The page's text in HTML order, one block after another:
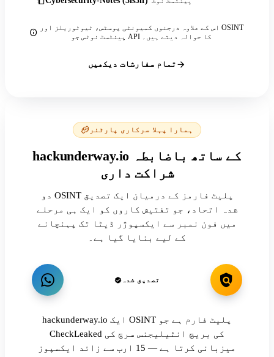
اس کے علاوہ درجنوں کمیونٹی پوسٹس، ٹیوٹوریلز اور OSINT
پینٹسٹ نوٹس جو API کا حوالہ دیتے ہیں۔
تمام سفارشات دیکھیں
ہمارا پہلا سرکاری پارٹنر
hackunderway.io کے ساتھ باضابطہ
شراکت داری
دو OSINT پلیٹ فارمز کے درمیان ایک تصدیق
شدہ اتحاد، جو تفتیش کاروں کو ایک ہی مرحلے
میں فون نمبر سے ایکسپوژر ڈیٹا تک پہنچانے
کے لیے بنایا گیا ہے۔
تصدیق شدہ
hackunderway.io ایک OSINT پلیٹ فارم ہے جو
CheckLeaked کی بریچ انٹیلیجنس سرچ کی
میزبانی کرتا ہے — 15 ارب سے زائد ایکسپوز